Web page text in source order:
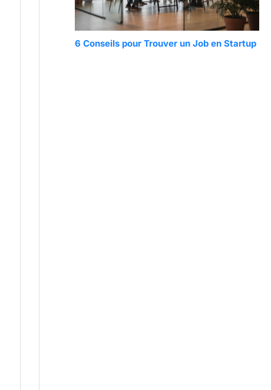
6 Conseils pour Trouver un Job en Startup